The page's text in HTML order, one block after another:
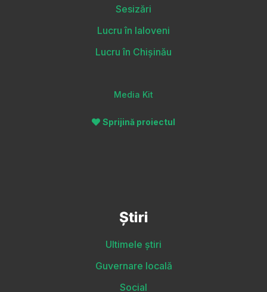
Sesizări
Lucru în Ialoveni
Lucru în Chișinău
Media Kit
Sprijină proiectul
Știri
Ultimele știri
Guvernare locală
Social